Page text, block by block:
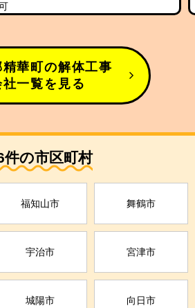
華町の解体工事
社一覧を見る
件の市区町村
福知山市 舞鶴市
宇治市 宮津市
城陽市 向日市